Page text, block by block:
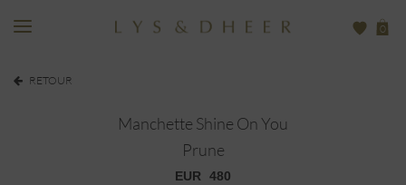
0
RETOUR
Manchette Shine On You
Prune
EUR 480